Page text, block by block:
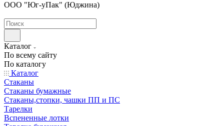
ООО "Юг-уПак" (Юджина)
Каталог
По всему сайту
По каталогу
Каталог
Стаканы
Стаканы бумажные
Стаканы,стопки, чашки ПП и ПС
Тарелки
Вспененные лотки